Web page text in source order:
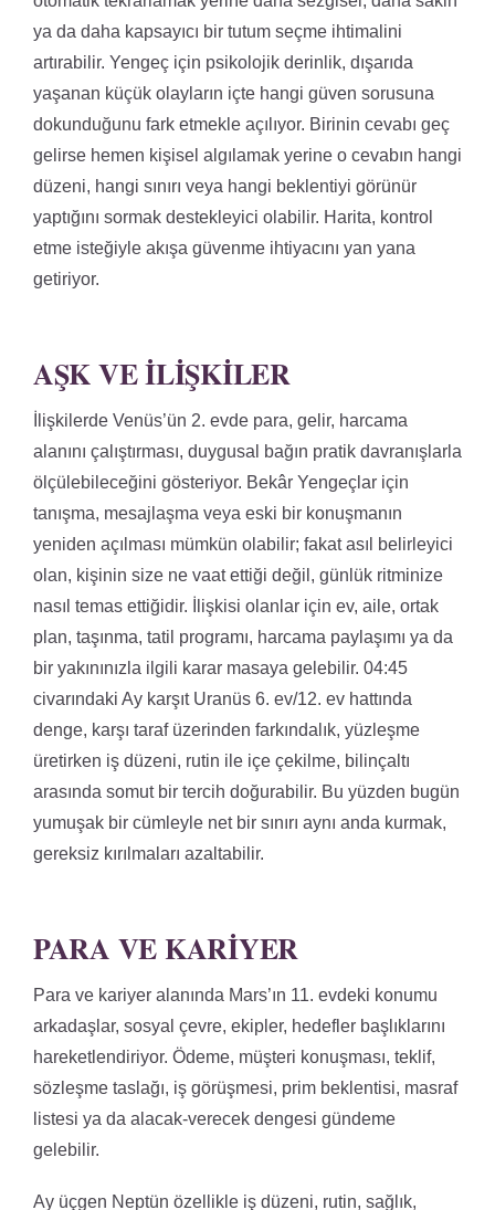
ya da daha kapsayıcı bir tutum seçme ihtimalini
artırabilir. Yengeç için psikolojik derinlik, dışarıda
yaşanan küçük olayların içte hangi güven sorusuna
dokunduğunu fark etmekle açılıyor. Birinin cevabı geç
gelirse hemen kişisel algılamak yerine o cevabın hangi
düzeni, hangi sınırı veya hangi beklentiyi görünür
yaptığını sormak destekleyici olabilir. Harita, kontrol
etme isteğiyle akışa güvenme ihtiyacını yan yana
getiriyor.
AŞK VE İLIŞKILER
İlişkilerde Venüs’ün 2. evde para, gelir, harcama
alanını çalıştırması, duygusal bağın pratik davranışlarla
ölçülebileceğini gösteriyor. Bekâr Yengeçlar için
tanışma, mesajlaşma veya eski bir konuşmanın
yeniden açılması mümkün olabilir; fakat asıl belirleyici
olan, kişinin size ne vaat ettiği değil, günlük ritminize
nasıl temas ettiğidir. İlişkisi olanlar için ev, aile, ortak
plan, taşınma, tatil programı, harcama paylaşımı ya da
bir yakınınızla ilgili karar masaya gelebilir. 04:45
civarındaki Ay karşıt Uranüs 6. ev/12. ev hattında
denge, karşı taraf üzerinden farkındalık, yüzleşme
üretirken iş düzeni, rutin ile içe çekilme, bilinçaltı
arasında somut bir tercih doğurabilir. Bu yüzden bugün
yumuşak bir cümleyle net bir sınırı aynı anda kurmak,
gereksiz kırılmaları azaltabilir.
PARA VE KARIYER
Para ve kariyer alanında Mars’ın 11. evdeki konumu
arkadaşlar, sosyal çevre, ekipler, hedefler başlıklarını
hareketlendiriyor. Ödeme, müşteri konuşması, teklif,
sözleşme taslağı, iş görüşmesi, prim beklentisi, masraf
listesi ya da alacak-verecek dengesi gündeme
gelebilir.
Ay üçgen Neptün özellikle iş düzeni, rutin, sağlık,